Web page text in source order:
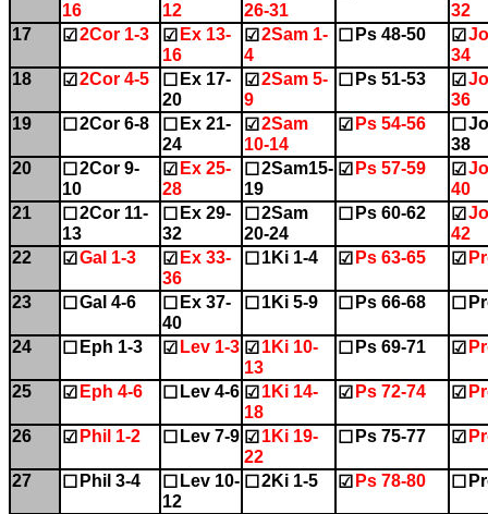
16
12
26-31
32
17
☑ 2Cor 1-3 ☑ Ex 13-
16
☑ 2Sam 1-
4
☐ Ps 48-50 ☑
34
18
☑ 2Cor 4-5 ☐ Ex 17-
20
☑ 2Sam 5-
9
☐ Ps 51-53 ☑
36
19
☐ 2Cor 6-8 ☐ Ex 21-
24
☑ 2Sam
10-14
☑ Ps 54-56 ☐
38
20
☐ 2Cor 9-
10
☑ Ex 25-
28
☐ 2Sam15-
19
☑ Ps 57-59 ☑
40
21
☐ 2Cor 11-
13
☐ Ex 29-
32
☐ 2Sam
20-24
☐ Ps 60-62 ☑
42
22
☑ Gal 1-3 ☑ Ex 33-
36
☐ 1Ki 1-4 ☑ Ps 63-65 ☑
23 ☐ Gal 4-6 ☐ Ex 37-
40
☐ 1Ki 5-9 ☐ Ps 66-68 ☐
24 ☐ Eph 1-3 ☑ Lev 1-3 ☑ 1Ki 10-
13
☐ Ps 69-71 ☑
25 ☑ Eph 4-6 ☐ Lev 4-6 ☑ 1Ki 14-
18
☑ Ps 72-74 ☑
26 ☑ Phil 1-2 ☐ Lev 7-9 ☑ 1Ki 19-
22
☐ Ps 75-77 ☑
27 ☐ Phil 3-4 ☐ Lev 10-
12
☐ 2Ki 1-5 ☑ Ps 78-80 ☐